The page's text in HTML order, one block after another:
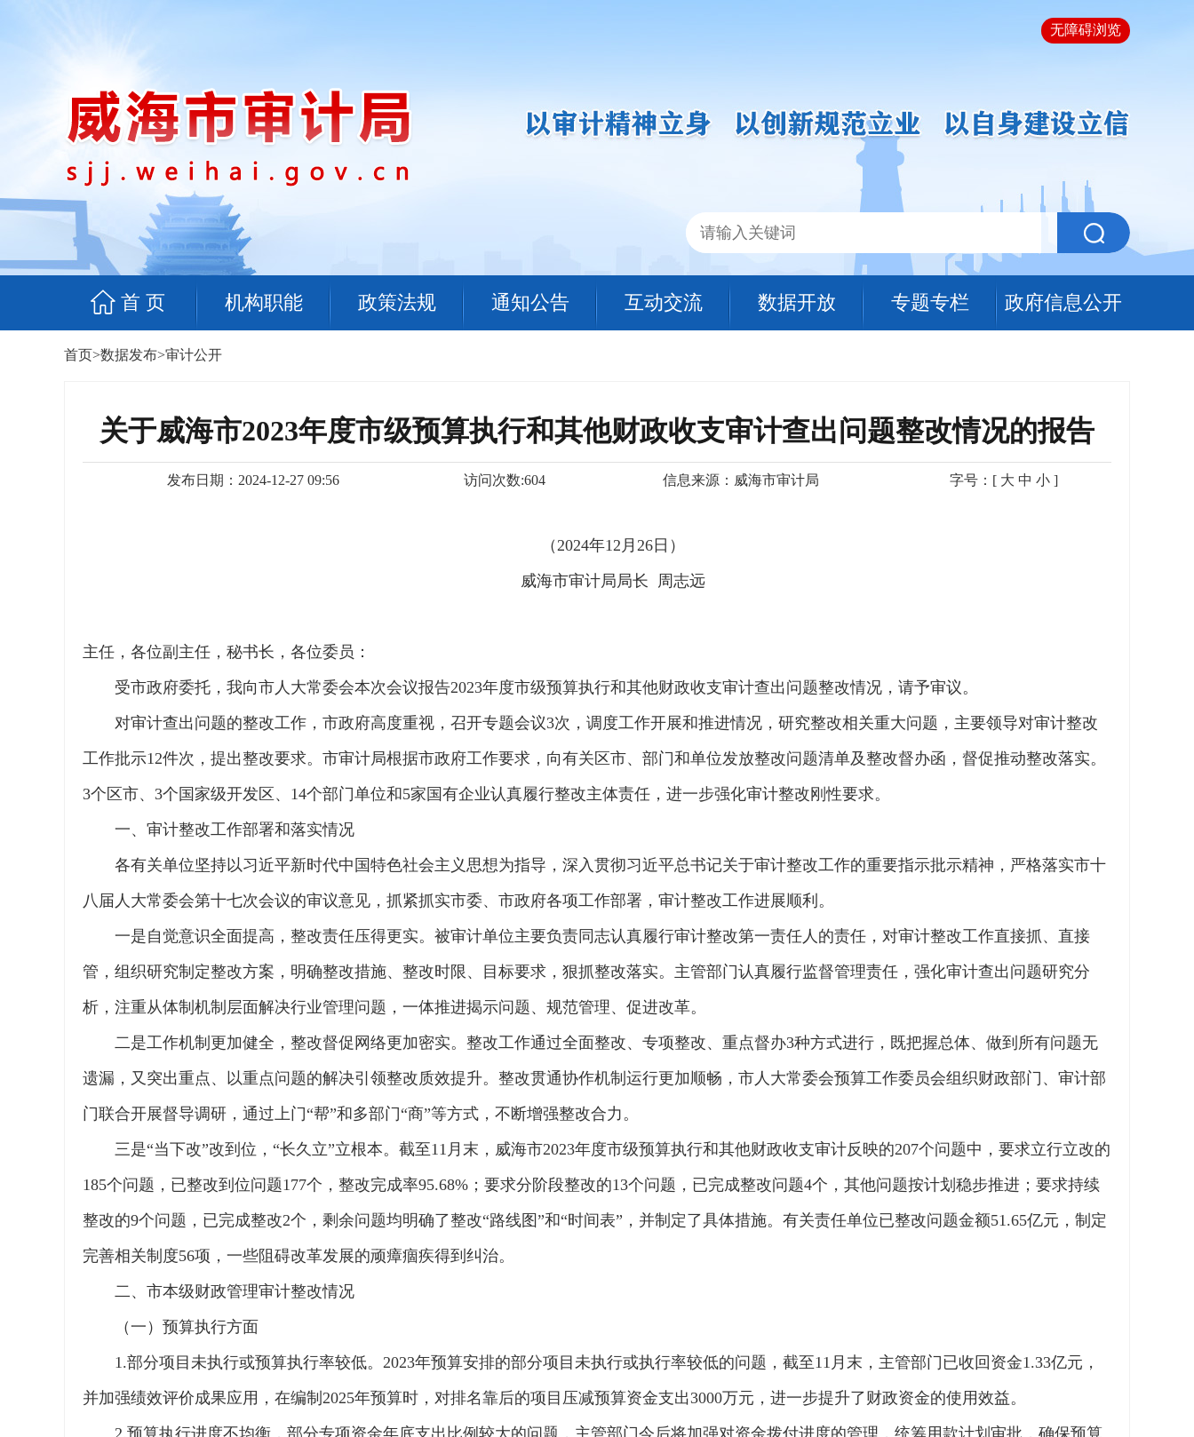
无障碍浏览
首 页 机构职能 政策法规 通知公告 互动交流 数据开放 专题专栏 政府信息公开
首页>数据发布>审计公开
关于威海市2023年度市级预算执行和其他财政收支审计查出问题整改情况的报告
发布日期：2024-12-27 09:56 访问次数:604 信息来源： 威海市审计局 字号：[ 大 中 小]
（2024年12月26日）
威海市审计局局长 周志远
主任，各位副主任，秘书长，各位委员：
受市政府委托，我向市人大常委会本次会议报告2023年度市级预算执行和其他财政收支审计查出问题整改情况，请予审议。
对审计查出问题的整改工作，市政府高度重视，召开专题会议3次，调度工作开展和推进情况，研究整改相关重大问题，主要领导对审计整改
工作批示12件次，提出整改要求。市审计局根据市政府工作要求，向有关区市、部门和单位发放整改问题清单及整改督办函，督促推动整改落实。
3个区市、3个国家级开发区、14个部门单位和5家国有企业认真履行整改主体责任，进一步强化审计整改刚性要求。
一、审计整改工作部署和落实情况
各有关单位坚持以习近平新时代中国特色社会主义思想为指导，深入贯彻习近平总书记关于审计整改工作的重要指示批示精神，严格落实市十
八届人大常委会第十七次会议的审议意见，抓紧抓实市委、市政府各项工作部署，审计整改工作进展顺利。
一是自觉意识全面提高，整改责任压得更实。被审计单位主要负责同志认真履行审计整改第一责任人的责任，对审计整改工作直接抓、直接
管，组织研究制定整改方案，明确整改措施、整改时限、目标要求，狠抓整改落实。主管部门认真履行监督管理责任，强化审计查出问题研究分
析，注重从体制机制层面解决行业管理问题，一体推进揭示问题、规范管理、促进改革。
二是工作机制更加健全，整改督促网络更加密实。整改工作通过全面整改、专项整改、重点督办3种方式进行，既把握总体、做到所有问题无
遗漏，又突出重点、以重点问题的解决引领整改质效提升。整改贯通协作机制运行更加顺畅，市人大常委会预算工作委员会组织财政部门、审计部
门联合开展督导调研，通过上门“帮”和多部门“商”等方式，不断增强整改合力。
三是“当下改”改到位，“长久立”立根本。截至11月末，威海市2023年度市级预算执行和其他财政收支审计反映的207个问题中，要求立行立改的
185个问题，已整改到位问题177个，整改完成率95.68%；要求分阶段整改的13个问题，已完成整改问题4个，其他问题按计划稳步推进；要求持续
整改的9个问题，已完成整改2个，剩余问题均明确了整改“路线图”和“时间表”，并制定了具体措施。有关责任单位已整改问题金额51.65亿元，制定
完善相关制度56项，一些阻碍改革发展的顽瘴痼疾得到纠治。
二、市本级财政管理审计整改情况
（一）预算执行方面
1.部分项目未执行或预算执行率较低。2023年预算安排的部分项目未执行或执行率较低的问题，截至11月末，主管部门已收回资金1.33亿元，
并加强绩效评价成果应用，在编制2025年预算时，对排名靠后的项目压减预算资金支出3000万元，进一步提升了财政资金的使用效益。
2.预算执行进度不均衡，部分专项资金年底支出比例较大的问题，主管部门今后将加强对资金拨付进度的管理，统筹用款计划审批，确保预算